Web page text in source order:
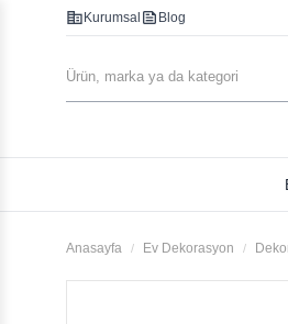
corporate_fare Kurumsal feed Blog
Anasayfa Ev Dekorasyon